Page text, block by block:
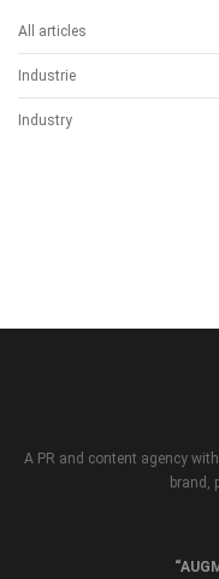
All articles
Industrie
Industry
A PR and content agency
brand,